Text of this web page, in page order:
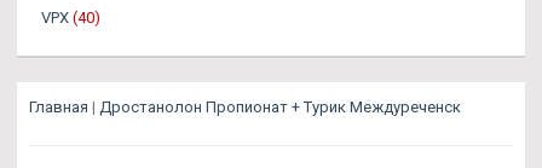
VPX (40)
Главная | Дростанолон Пропионат + Турик Междуреченск